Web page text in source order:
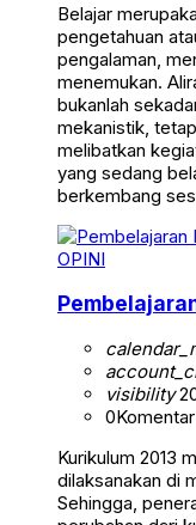
Belajar
pengetahuan
pengalaman,
menemukan.
bukanlah
mekanistik,
melibatkan
yang sedang
berkembang
OPINI
visibility
0Komentar
Kurikulum 2013
dilaksanakan di
Sehingga,